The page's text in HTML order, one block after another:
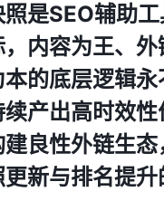
照是SEO辅助
内容为王、外
本的底层逻辑永
产出高时效性
良性外链生
更新与排名提